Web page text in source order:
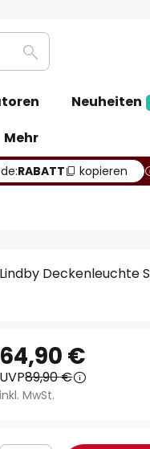
Suche
Neuheiten
Mehr
RABATT kopieren
Lindby Deckenleuchte
64,90 €
UVP89,90 €
inkl. MwSt.